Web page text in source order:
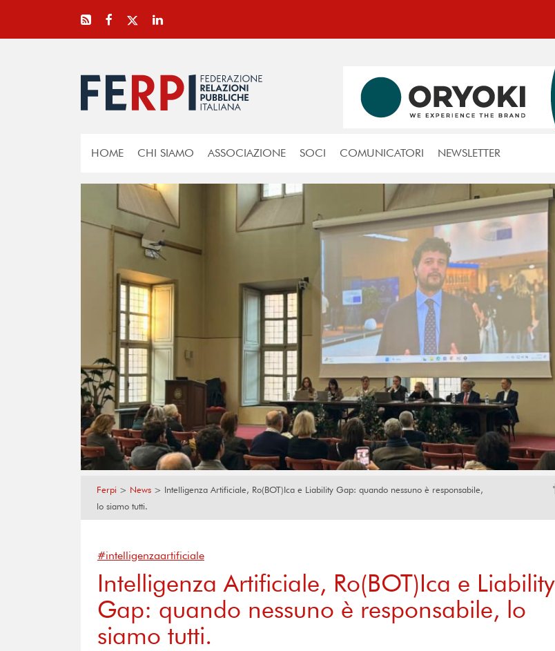
HOME CHI SIAMO ASSOCIAZIONE SOCI COMUNICATORI NEWSLETTER
Ferpi > News > Intelligenza Artificiale, Ro(BOT)Ica e Liability Gap: quando nessuno è responsabile,
lo siamo tutti.
#intelligenzaartificiale
Intelligenza Artificiale, Ro(BOT)Ica e Liability
Gap: quando nessuno è responsabile, lo
siamo tutti.